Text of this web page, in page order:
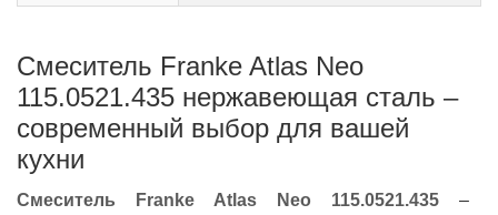
Смеситель Franke Atlas Neo
115.0521.435 нержавеющая сталь –
современный выбор для вашей
кухни
Смеситель Franke Atlas Neo 115.0521.435 –